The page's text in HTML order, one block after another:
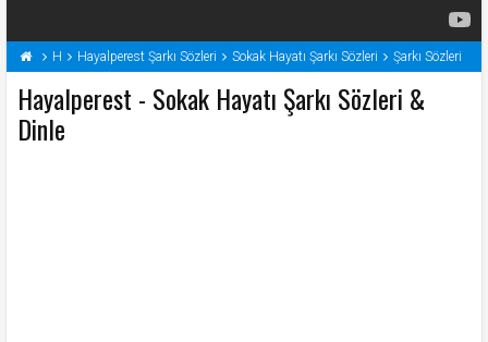
H Hayalperest Şarkı Sözleri Sokak Hayatı Şarkı Sözleri Şarkı Sözleri
Hayalperest - Sokak Hayatı Şarkı Sözleri &
Dinle